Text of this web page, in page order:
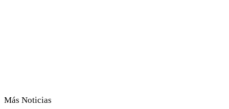
Más Noticias